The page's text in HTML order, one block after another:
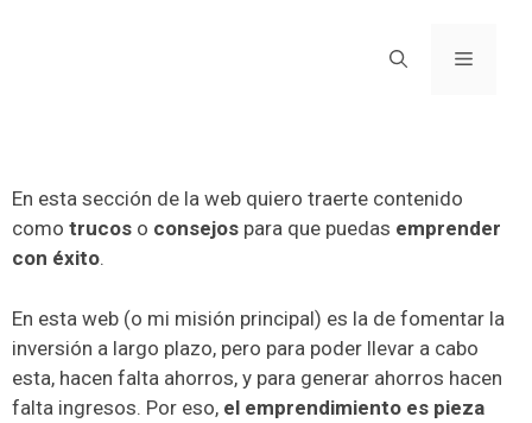
En esta sección de la web quiero traerte contenido
como trucos o consejos para que puedas emprender
con éxito.
En esta web (o mi misión principal) es la de fomentar la
inversión a largo plazo, pero para poder llevar a cabo
esta, hacen falta ahorros, y para generar ahorros hacen
falta ingresos. Por eso, el emprendimiento es pieza